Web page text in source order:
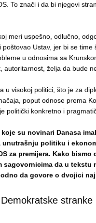
To znači i da bi njegovi
meri uspešno, odlučno,
Ustav, jer bi se
u odnosima sa
autoritarnost, želja da bude
u visokoj politici, što je za
poput odnose prema
politički konkretno i
su novinari Danasa
politiku i
za premijera. Kako
sagovornicima da u tekstu
da govore o dvojici
stranke
31. May 2012.